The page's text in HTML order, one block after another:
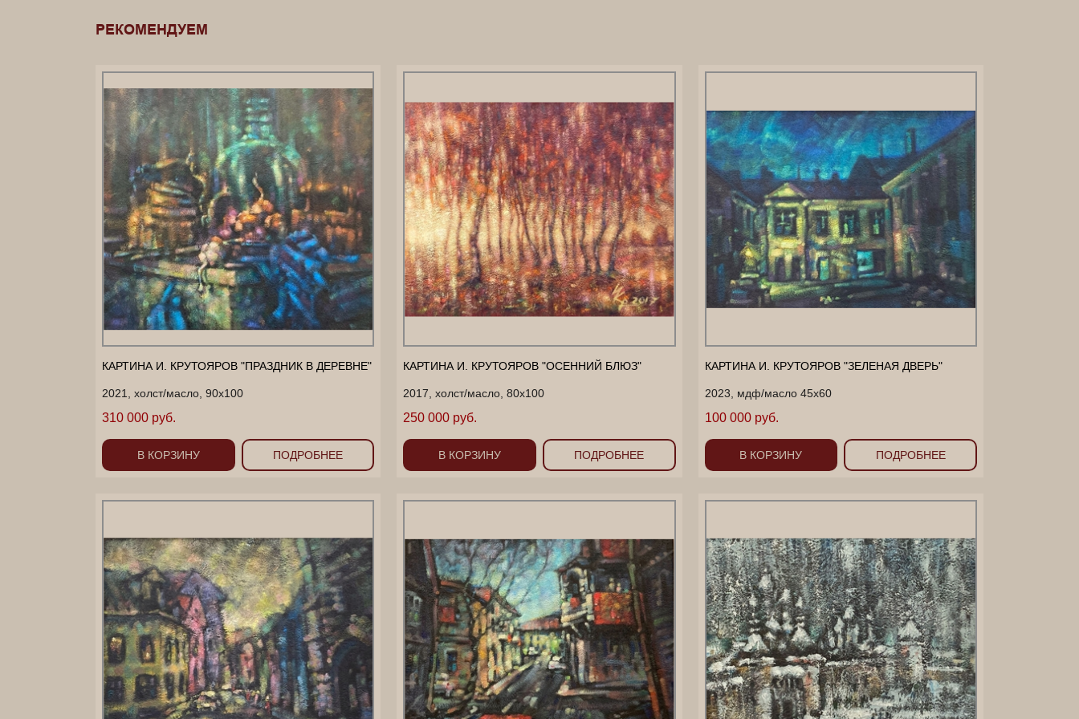
РЕКОМЕНДУЕМ
КАРТИНА И. КРУТОЯРОВ "ПРАЗДНИК В ДЕРЕВНЕ"
2021, холст/масло, 90х100
310 000 руб.
В КОРЗИНУ ПОДРОБНЕЕ
КАРТИНА И. КРУТОЯРОВ "ОСЕННИЙ БЛЮЗ"
2017, холст/масло, 80х100
250 000 руб.
В КОРЗИНУ ПОДРОБНЕЕ
КАРТИНА И. КРУТОЯРОВ "ЗЕЛЕНАЯ ДВЕРЬ"
2023, мдф/масло 45х60
100 000 руб.
В КОРЗИНУ ПОДРОБНЕЕ